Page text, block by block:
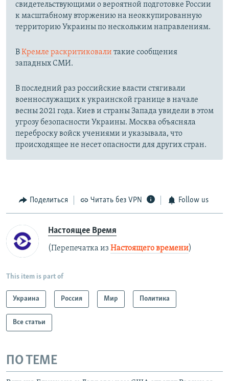
свидетельствующими о вероятной подготовке России
к масштабному вторжению на неоккупированную
территорию Украины по нескольким направлениям.
ВКремле раскритиковали такие сообщения
западных СМИ.
В последний раз российские власти стягивали
военнослужащих к украинской границе в начале
весны 2021 года. Киев и страны Запада увидели в этом
угрозу безопасности Украины. Москва объясняла
переброску войск учениями и указывала, что
происходящее не несет опасности для других стран.
Поделиться Читать без VPN Follow us
Настоящее Время
(Перепечатка из Настоящего времени)
This item is part of
Украина Россия Мир Политика
Все статьи
ПО ТЕМЕ